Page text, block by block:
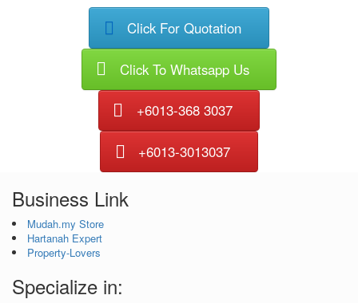
Click For Quotation
Click To Whatsapp Us
+6013-368 3037
+6013-3013037
Business Link
Mudah.my Store
Hartanah Expert
Property-Lovers
Specialize in: